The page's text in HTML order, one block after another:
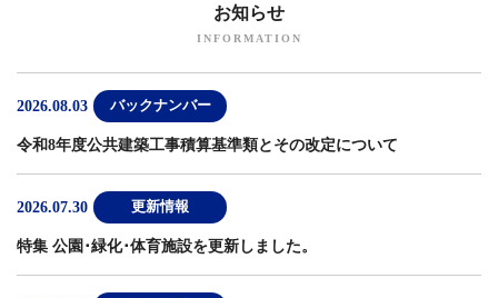
お知らせ
2026.08.03 バックナンバー
令和8年度公共建築工事積算基準類とその改定について
2026.07.30 更新情報
特集 公園･緑化･体育施設を更新しました。